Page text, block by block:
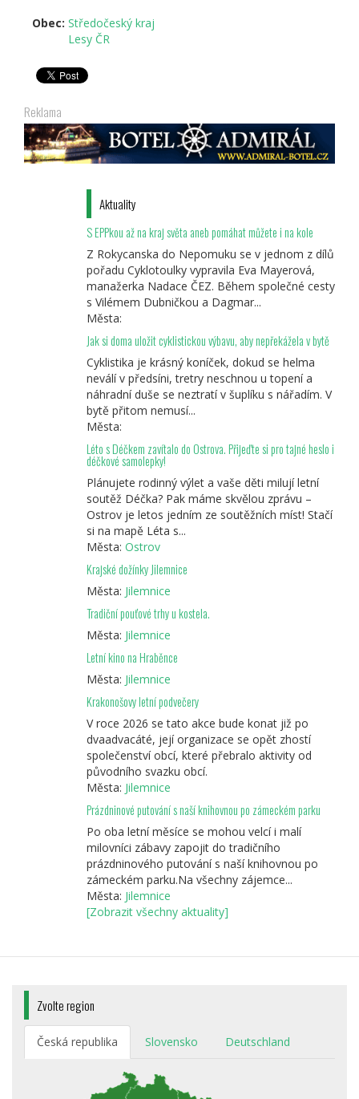
Obec: Středočeský kraj
Lesy ČR
Reklama
Aktuality
S EPPkou až na kraj světa aneb pomáhat můžete i na kole
Z Rokycanska do Nepomuku se v jednom z dílů
pořadu Cyklotoulky vypravila Eva Mayerová,
manažerka Nadace ČEZ. Během společné cesty
s Vilémem Dubničkou a Dagmar...
Města:
Jak si doma uložit cyklistickou výbavu, aby nepřekážela v bytě
Cyklistika je krásný koníček, dokud se helma
neválí v předsíni, tretry neschnou u topení a
náhradní duše se neztratí v šuplíku s nářadím. V
bytě přitom nemusí...
Města:
Léto s Déčkem zavítalo do Ostrova. Přijeďte si pro tajné heslo i
déčkové samolepky!
Plánujete rodinný výlet a vaše děti milují letní
soutěž Déčka? Pak máme skvělou zprávu –
Ostrov je letos jedním ze soutěžních míst! Stačí
si na mapě Léta s...
Města: Ostrov
Krajské dožínky Jilemnice
Města: Jilemnice
Tradiční pouťové trhy u kostela.
Města: Jilemnice
Letní kino na Hraběnce
Města: Jilemnice
Krakonošovy letní podvečery
V roce 2026 se tato akce bude konat již po
dvaadvacáté, její organizace se opět zhostí
společenství obcí, které přebralo aktivity od
původního svazku obcí.
Města: Jilemnice
Prázdninové putování s naší knihovnou po zámeckém parku
Po oba letní měsíce se mohou velcí i malí
milovníci zábavy zapojit do tradičního
prázdninového putování s naší knihovnou po
zámeckém parku.Na všechny zájemce...
Města: Jilemnice
[Zobrazit všechny aktuality]
Zvolte region
Česká republika Slovensko Deutschland